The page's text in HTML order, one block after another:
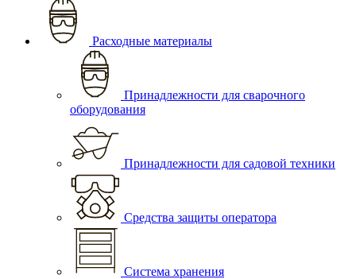
Расходные материалы
Принадлежности для сварочного
оборудования
Принадлежности для садовой техники
Средства защиты оператора
Система хранения